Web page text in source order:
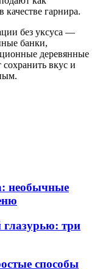
гарнира.
без уксуса —
банки,
деревянные
вкус и
необычные
три
способы